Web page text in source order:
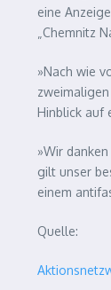
eine
„Chemnitz
»Nach wie
Hinblick auf
»Wir
gilt unser
einem
Quelle: